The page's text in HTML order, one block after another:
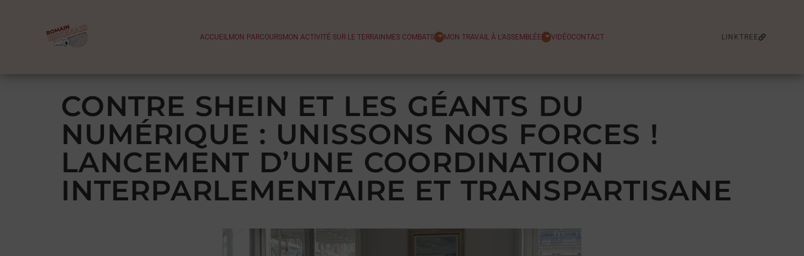
ACCUEILMON PARCOURSMON ACTIVITÉ SUR LE TERRAIN MES COMBATS MON TRAVAIL À L’ASSEMBLÉE VIDÉOCONTACT LINKTREE
CONTRE SHEIN ET LES GÉANTS DU
NUMÉRIQUE : UNISSONS NOS FORCES !
LANCEMENT D’UNE COORDINATION
INTERPARLEMENTAIRE ET TRANSPARTISANE